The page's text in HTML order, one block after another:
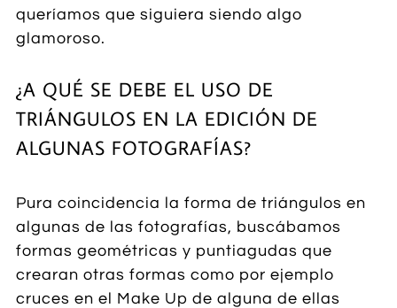
queríamos que siguiera siendo algo
glamoroso.
¿A QUÉ SE DEBE EL USO DE
TRIÁNGULOS EN LA EDICIÓN DE
ALGUNAS FOTOGRAFÍAS?
Pura coincidencia la forma de triángulos en
algunas de las fotografías, buscábamos
formas geométricas y puntiagudas que
crearan otras formas como por ejemplo
cruces en el Make Up de alguna de ellas